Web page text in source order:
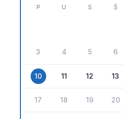
P U S Š
3 4 5 6
10 11 12 13
17 18 19 20